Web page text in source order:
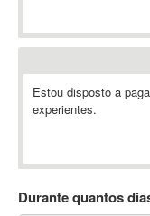
Ableton Live
Abstract
Abstract Window Toolkit
AC Drives
ACARS
Estou disposto a
experientes.
Durante quantos